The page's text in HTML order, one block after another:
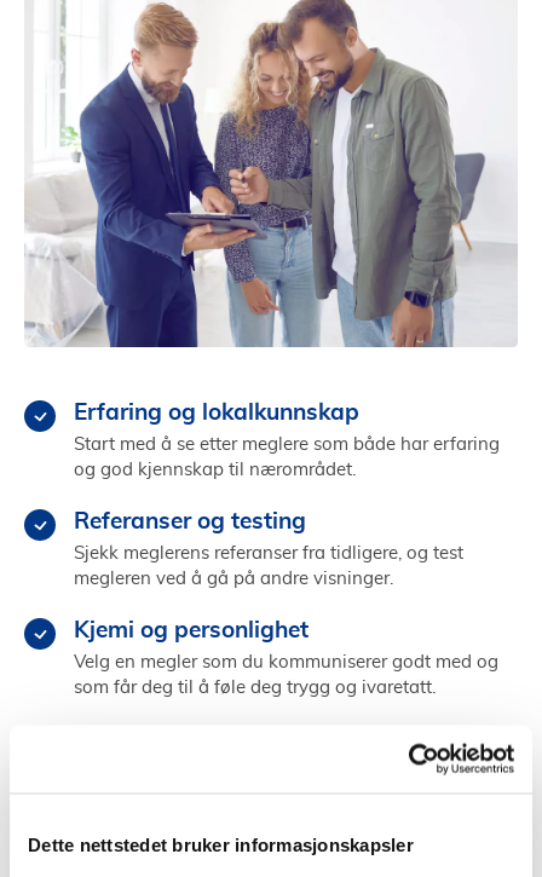
Dette nettstedet bruker informasjonskapsler
Erfaring og lokalkunnskap
Start med å se etter meglere som både har erfaring
og god kjennskap til nærområdet.
Referanser og testing
Sjekk meglerens referanser fra tidligere, og test
megleren ved å gå på andre visninger.
Kjemi og personlighet
Velg en megler som du kommuniserer godt med og
som får deg til å føle deg trygg og ivaretatt.